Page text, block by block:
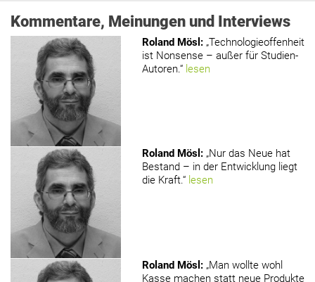
Kommentare, Meinungen und Interviews
Roland Mösl : „Technologieoffenheit
ist Nonsense – außer für Studien-
Autoren.“ lesen
Roland Mösl : „Nur das Neue hat
Bestand – in der Entwicklung liegt
die Kraft.“ lesen
Roland Mösl : „Man wollte wohl
Kasse machen statt neue Produkte